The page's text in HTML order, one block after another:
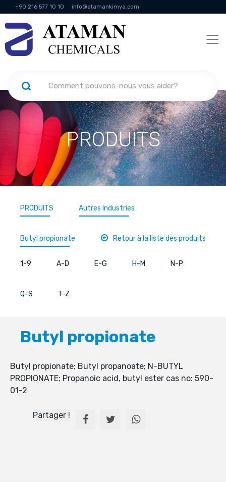
+90 216 577 10 10 info@atamankimya.com
KVKK Politikası Services de la société de l'information
humaines
PRODUITS
PRODUITS Autres Industries
Butyl propionate Retour à la liste des produits
1-9 A-D E-G H-M N-P
Q-S T-Z
Butyl propionate
Butyl propionate; Butyl propanoate; N-BUTYL
PROPIONATE; Propanoic acid, butyl ester cas no: 590-
01-2
Partager !